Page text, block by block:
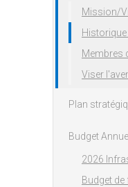
Mission/
Membres
Viser
Plan
Budget
2026
Budget